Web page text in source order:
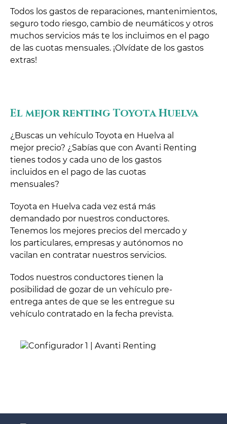
Todos los gastos de reparaciones, mantenimientos,
seguro todo riesgo, cambio de neumáticos y otros
muchos servicios más te los incluimos en el pago
de las cuotas mensuales. ¡Olvídate de los gastos
extras!
El mejor renting Toyota Huelva
¿Buscas un vehículo Toyota en Huelva al
mejor precio? ¿Sabías que con Avanti Renting
tienes todos y cada uno de los gastos
incluidos en el pago de las cuotas
mensuales?
Toyota en Huelva cada vez está más
demandado por nuestros conductores.
Tenemos los mejores precios del mercado y
los particulares, empresas y autónomos no
vacilan en contratar nuestros servicios.
Todos nuestros conductores tienen la
posibilidad de gozar de un vehículo pre-
entrega antes de que se les entregue su
vehículo contratado en la fecha prevista.